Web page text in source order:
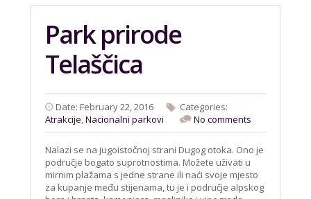
Park prirode
Telaščica
Date: February 22, 2016
Categories:
Atrakcije,Nacionalni parkovi No comments
Nalazi se na jugoistočnoj strani Dugog otoka. Ono je
područje bogato suprotnostima. Možete uživati u
mirnim plažama s jedne strane ili naći svoje mjesto
za kupanje među stijenama, tu je i područje alpskog